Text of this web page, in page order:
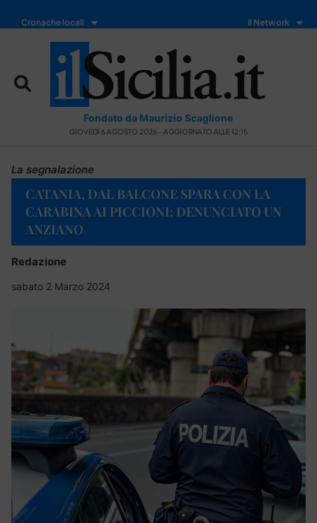
Cronache locali Il Network
Fondato da Maurizio Scaglione
GIOVEDÌ 6 AGOSTO 2026 - AGGIORNATO ALLE 12:15
La segnalazione
CATANIA, DAL BALCONE SPARA CON LA
CARABINA AI PICCIONI: DENUNCIATO UN
ANZIANO
Redazione
sabato 2 Marzo 2024